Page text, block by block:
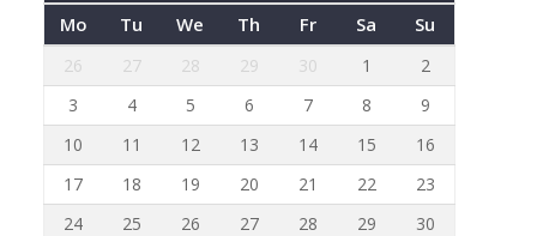
Mo
Tu We Th Fr Sa Su
26 27 28 29 30 1
2
3
4 5 6 7 8
9
10
11 12 13 14 15
16
17
18 19 20 21 22
23
24
25 26 27 28 29
30